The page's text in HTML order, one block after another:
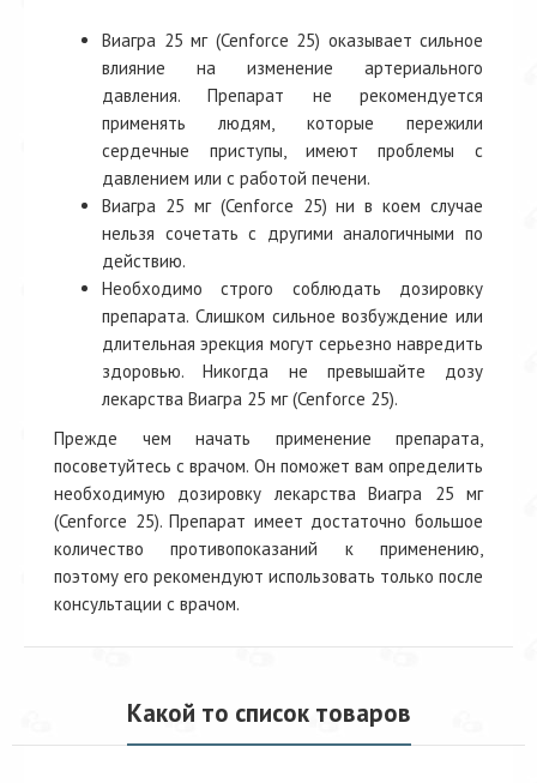
Виагра 25 мг (Cenforce 25) оказывает сильное
влияние на изменение артериального
давления. Препарат не рекомендуется
применять людям, которые пережили
сердечные приступы, имеют проблемы с
давлением или с работой печени.
Виагра 25 мг (Cenforce 25) ни в коем случае
нельзя сочетать с другими аналогичными по
действию.
Необходимо строго соблюдать дозировку
препарата. Слишком сильное возбуждение или
длительная эрекция могут серьезно навредить
здоровью. Никогда не превышайте дозу
лекарства Виагра 25 мг (Cenforce 25).
Прежде чем начать применение препарата,
посоветуйтесь с врачом. Он поможет вам определить
необходимую дозировку лекарства Виагра 25 мг
(Cenforce 25). Препарат имеет достаточно большое
количество противопоказаний к применению,
поэтому его рекомендуют использовать только после
консультации с врачом.
Какой то список товаров